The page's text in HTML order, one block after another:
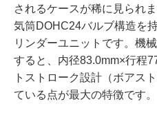
されるケースが稀に見られ
気筒DOHC24バルブ構造を
リンダーユニットです。機
すると、内径83.0mm×行程
トストローク設計（ボアス
ている点が最大の特徴です。